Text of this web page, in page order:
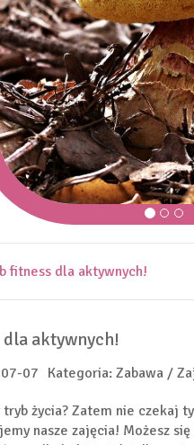
fitness dla aktywnych!
aktywnych!
07 Kategoria: Zabawa /
tryb życia? Zatem nie czekaj
nasze zajęcia! Możesz